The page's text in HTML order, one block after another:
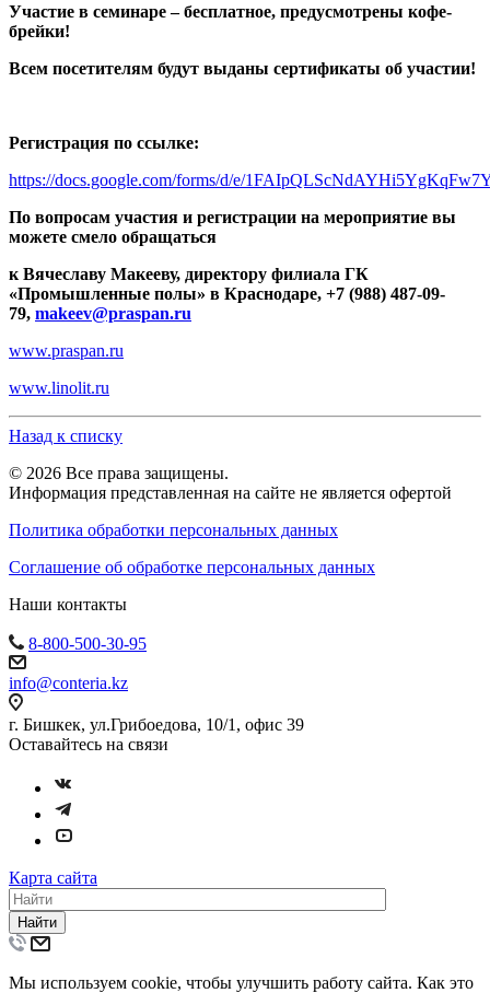
Участие в семинаре – бесплатное, предусмотрены кофе-
брейки!
Всем посетителям будут выданы сертификаты об участии!
Регистрация по ссылке:
https://docs.google.com/forms/d/e/
По вопросам участия и регистрации на мероприятие вы
можете смело обращаться
к Вячеславу Макееву, директору филиала ГК
«Промышленные полы» в Краснодаре, +7 (988) 487-09-
79, makeev@praspan.ru
www.praspan.ru
www.linolit.ru
Назад к списку
© 2026 Все права защищены.
Информация представленная на сайте не является офертой
Политика обработки персональных данных
Соглашение об обработке персональных данных
Наши контакты
8-800-500-30-95
info@conteria.kz
г. Бишкек, ул.Грибоедова, 10/1, офис 39
Оставайтесь на связи
Карта сайта
Найти
Мы используем cookie, чтобы улучшить работу сайта. Как это